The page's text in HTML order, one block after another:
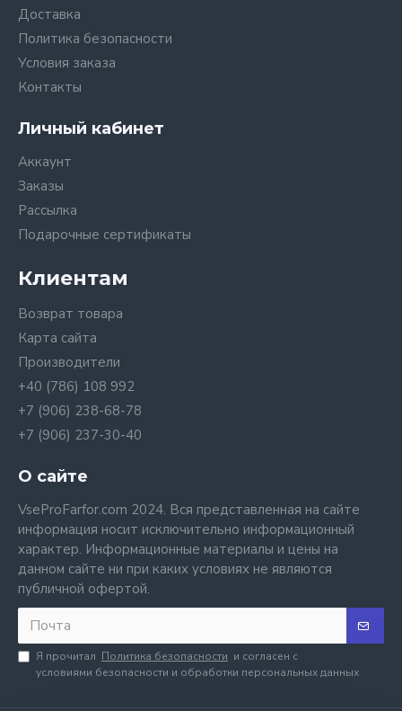
Доставка
Политика безопасности
Условия заказа
Контакты
Личный кабинет
Аккаунт
Заказы
Рассылка
Подарочные сертификаты
Клиентам
Возврат товара
Карта сайта
Производители
+40 (786) 108 992
+7 (906) 238-68-78
+7 (906) 237-30-40
О сайте
VseProFarfor.com 2024. Вся представленная на сайте
информация носит исключительно информационный
характер. Информационные материалы и цены на
данном сайте ни при каких условиях не являются
публичной офертой.
Я прочитал Политика безопасности и согласен с
условиями безопасности и обработки персональных данных